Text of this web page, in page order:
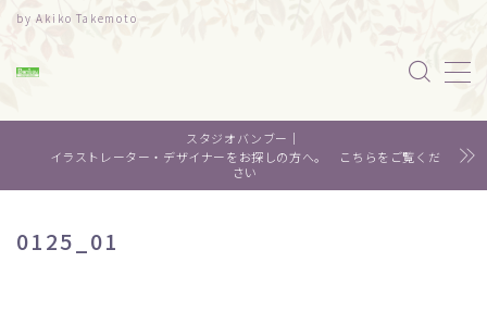
by Akiko Takemoto
MENU
水彩｜食べ物
スタジオバンブー｜
イラストレーター・デザイナーをお探しの方へ。 こちらをご覧くだ
さい
0125_01